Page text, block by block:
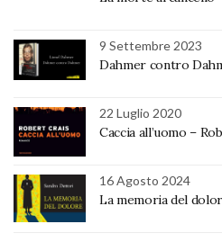
9 Settembre 2023
Dahmer contro
22 Luglio 2020
Caccia all’uomo –
16 Agosto 2024
La memoria del